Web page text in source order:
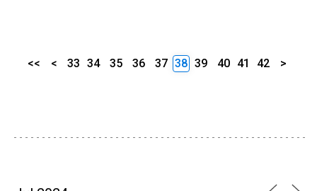
<< < 33 34 35 36 37 38 39 40 41 42 >